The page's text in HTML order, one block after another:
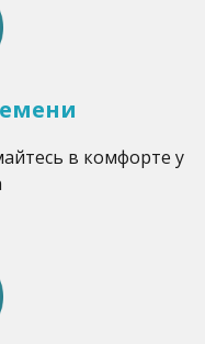
в комфорте у